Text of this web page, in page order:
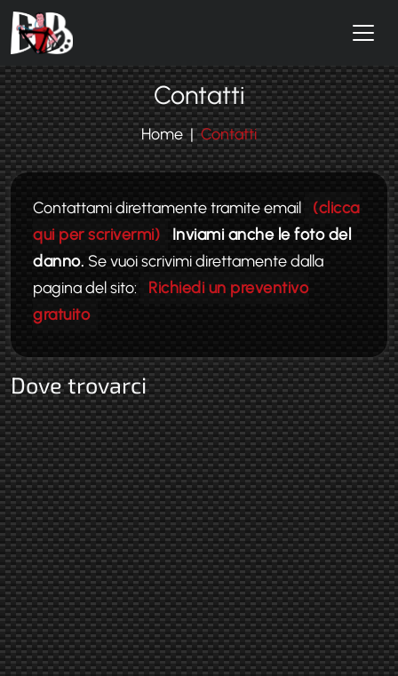
Salta al contenuto principale
Contatti
Home Contatti
Contattami direttamente tramite email
(clicca
qui per scrivermi)
Inviami anche le foto del
danno. Se vuoi scrivimi direttamente dalla
pagina del sito:
Richiedi un preventivo
gratuito
Dove trovarci